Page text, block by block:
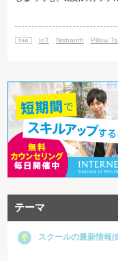
っても、SkypeやLINEの
距離の関係にあっても、物
IoT Nishanth Pillow
テーマ
スクールの最新情報